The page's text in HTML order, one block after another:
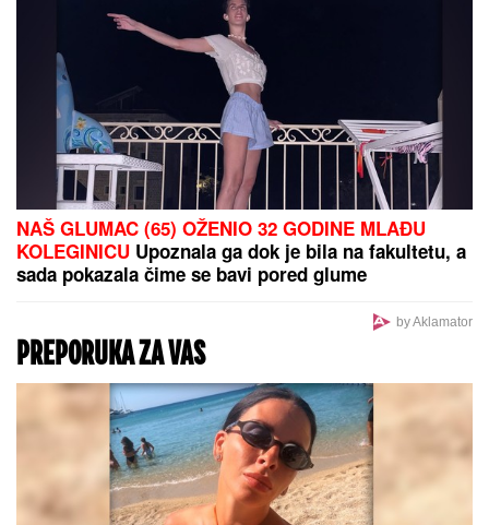
NAŠ GLUMAC (65) OŽENIO 32 GODINE MLAĐU
KOLEGINICU Upoznala ga dok je bila na fakultetu, a
sada pokazala čime se bavi pored glume
by Aklamator
PREPORUKA ZA VAS